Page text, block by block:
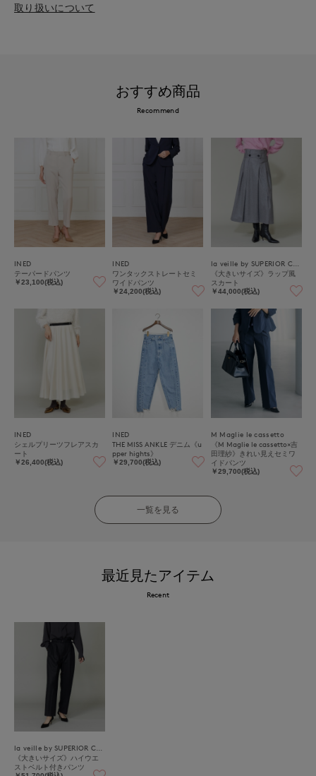
取り扱いについて
おすすめ商品
Recommend
INED
テーパードパンツ
￥23,100(税込)
INED
ワンタックストレートセミ
ワイドパンツ
￥24,200(税込)
《大きいサイズ》ラップ風
スカート
￥44,000(税込)
INED
シェルプリーツフレアスカ
ート
￥26,400(税込)
INED
THE MISS ANKLE デニム《u
pper hights》
￥29,700(税込)
M Maglie le cassetto
《M Maglie le cassetto×吉
田理紗》きれい見えセミワ
イドパンツ
￥29,700(税込)
一覧を見る
最近見たアイテム
Recent
《大きいサイズ》ハイウエ
ストベルト付きパンツ